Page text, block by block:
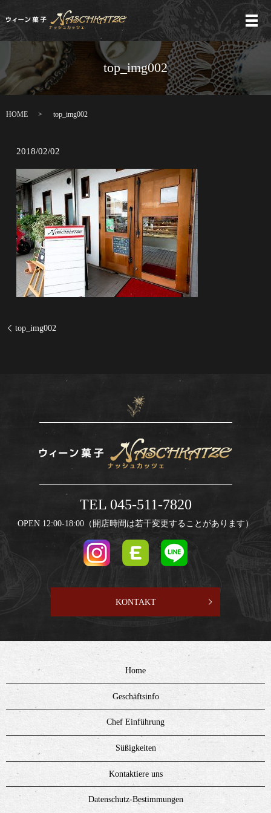
メ
top_img002
HOME top_img002
2018/02/02
top_img002
TEL 045-511-7820
OPEN 12:00-18:00（開店時間は若干変更することがあります）
KONTAKT
Home
Geschäftsinfo
Chef Einführung
Süßigkeiten
Kontaktiere uns
Datenschutz-Bestimmungen